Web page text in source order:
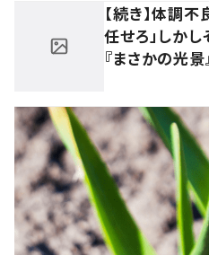
【続き】体調
任せろ」しか
『まさかの光景